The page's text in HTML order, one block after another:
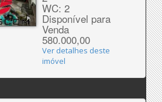
WC: 2
Disponível para
Venda
580.000,00
Ver detalhes deste
imóvel